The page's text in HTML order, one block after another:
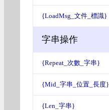
{LoadMsg_文件_標識}
字串操作
{Repeat_次數_字串}
{Mid_字串_位置_長度}
{Len_字串}